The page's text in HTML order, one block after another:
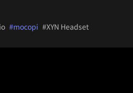
#mocopi #XYN Headset